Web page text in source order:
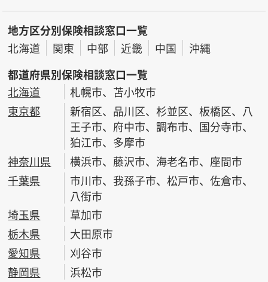
地方区分別保険相談窓口一覧
北海道
関東 中部 近畿 中国
沖縄
都道府県別保険相談窓口一覧
北海道
札幌市、苫小牧市
東京都
新宿区、品川区、杉並区、板橋区、八
王子市、府中市、調布市、国分寺市、
狛江市、多摩市
神奈川県
横浜市、藤沢市、海老名市、座間市
千葉県
市川市、我孫子市、松戸市、佐倉市、
八街市
埼玉県
草加市
栃木県
大田原市
愛知県
刈谷市
静岡県
浜松市